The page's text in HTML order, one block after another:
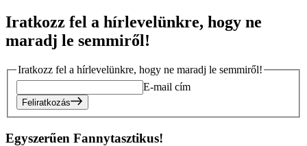
Iratkozz fel a hírlevelünkre, hogy ne
maradj le semmiről!
Iratkozz fel a hírlevelünkre, hogy ne maradj le semmiről!
E-mail cím
Feliratkozás
Egyszerűen Fannytasztikus!